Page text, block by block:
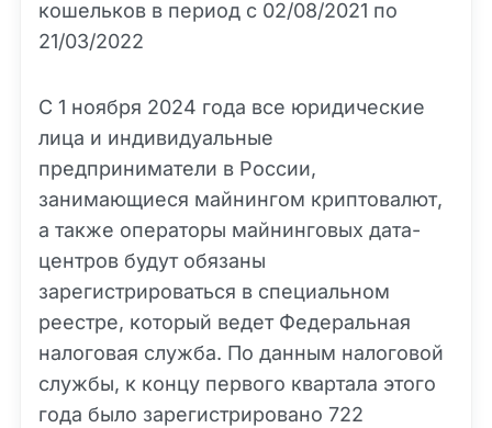
кошельков в период с 02/08/2021 по
21/03/2022
С 1 ноября 2024 года все юридические
лица и индивидуальные
предприниматели в России,
занимающиеся майнингом криптовалют,
а также операторы майнинговых дата-
центров будут обязаны
зарегистрироваться в специальном
реестре, который ведет Федеральная
налоговая служба. По данным налоговой
службы, к концу первого квартала этого
года было зарегистрировано 722